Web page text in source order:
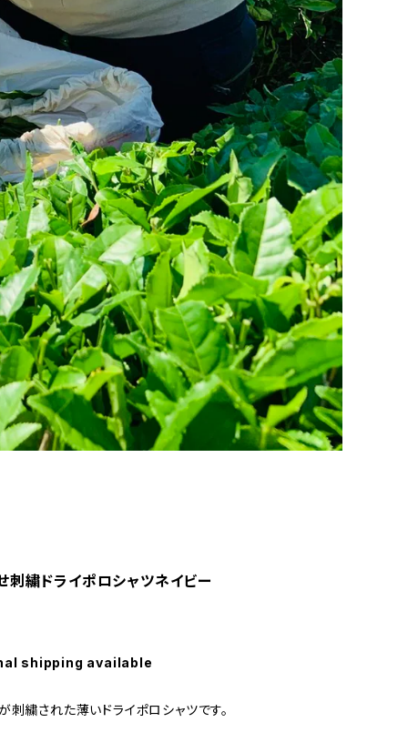
刺繍ドライポロシャツネイビー
shipping available
刺繍された薄いドライポロシャツです。